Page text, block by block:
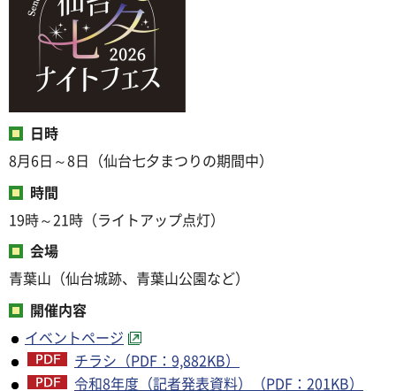
日時
8月6日～8日（仙台七夕まつりの期間中）
時間
19時～21時（ライトアップ点灯）
会場
青葉山（仙台城跡、青葉山公園など）
開催内容
イベントページ
チラシ（PDF：9,882KB）
令和8年度（記者発表資料）（PDF：201KB）